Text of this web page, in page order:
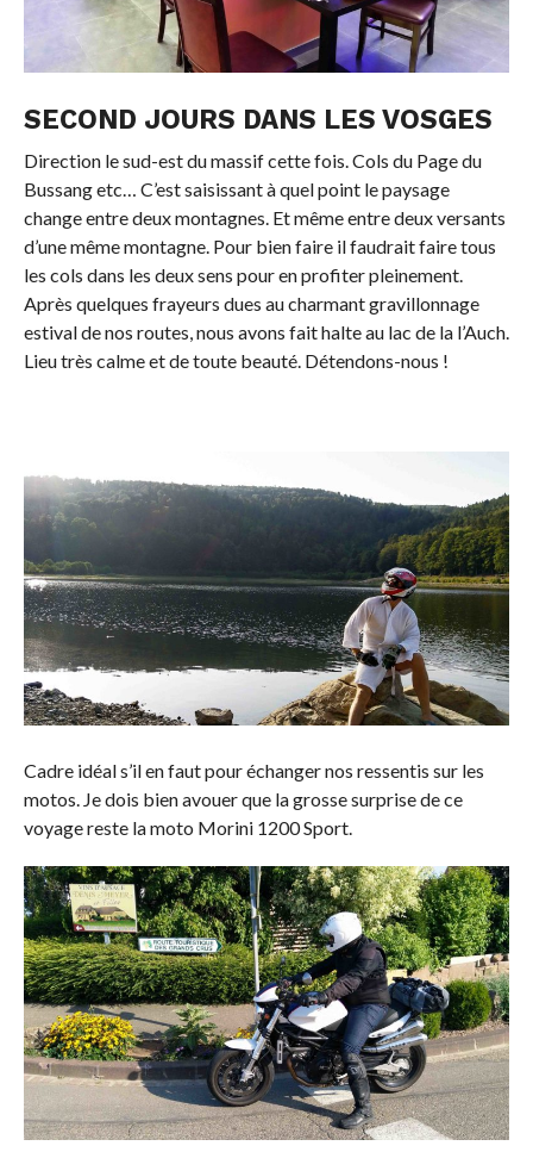
SECOND JOURS DANS LES VOSGES
Direction le sud-est du massif cette fois. Cols du Page du
Bussang etc… C’est saisissant à quel point le paysage
change entre deux montagnes. Et même entre deux versants
d’une même montagne. Pour bien faire il faudrait faire tous
les cols dans les deux sens pour en profiter pleinement.
Après quelques frayeurs dues au charmant gravillonnage
estival de nos routes, nous avons fait halte au lac de la l’Auch.
Lieu très calme et de toute beauté. Détendons-nous !
Cadre idéal s’il en faut pour échanger nos ressentis sur les
motos. Je dois bien avouer que la grosse surprise de ce
voyage reste la moto Morini 1200 Sport.